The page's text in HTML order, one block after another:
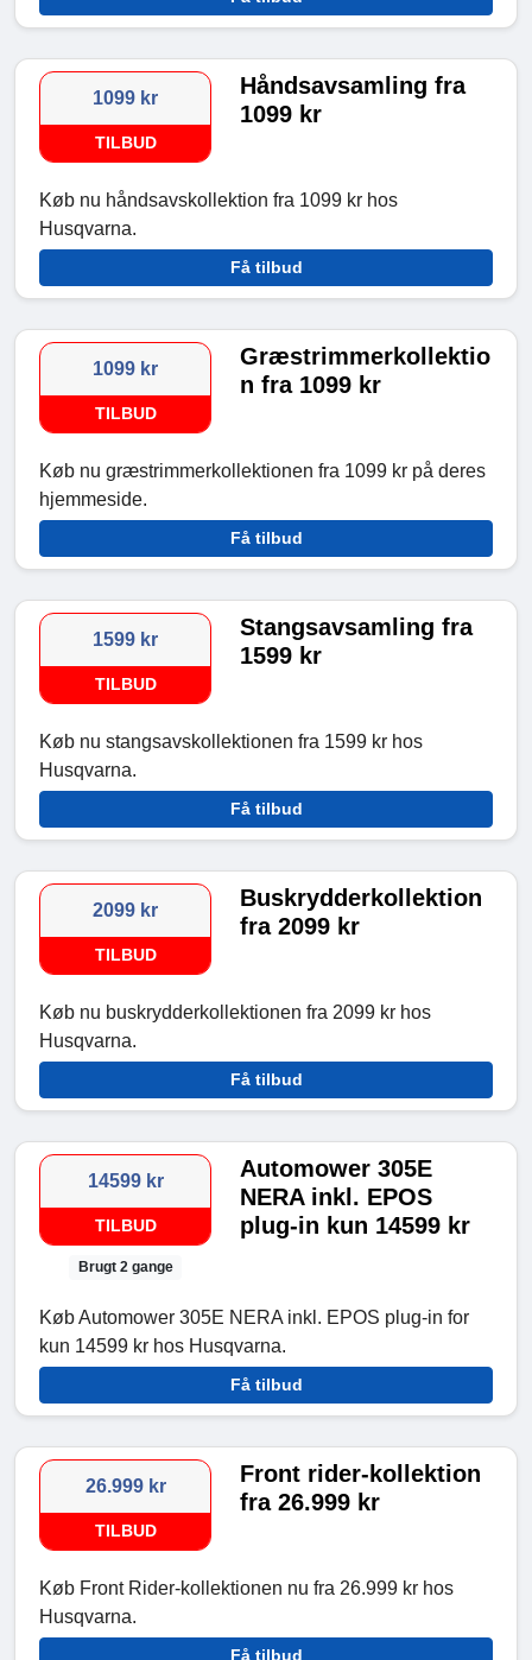
1099 kr
TILBUD
Håndsavsamling fra
1099 kr
Køb nu håndsavskollektion fra 1099 kr hos
Husqvarna.
Få tilbud
1099 kr
TILBUD
Græstrimmerkollektio
n fra 1099 kr
Køb nu græstrimmerkollektionen fra 1099 kr på deres
hjemmeside.
Få tilbud
1599 kr
TILBUD
Stangsavsamling fra
1599 kr
Køb nu stangsavskollektionen fra 1599 kr hos
Husqvarna.
Få tilbud
2099 kr
TILBUD
Buskrydderkollektion
fra 2099 kr
Køb nu buskrydderkollektionen fra 2099 kr hos
Husqvarna.
Få tilbud
14599 kr
TILBUD
Brugt 2 gange
Automower 305E
NERA inkl. EPOS
plug-in kun 14599 kr
Køb Automower 305E NERA inkl. EPOS plug-in for
kun 14599 kr hos Husqvarna.
Få tilbud
26.999 kr
TILBUD
Front rider-kollektion
fra 26.999 kr
Køb Front Rider-kollektionen nu fra 26.999 kr hos
Husqvarna.
Få tilbud